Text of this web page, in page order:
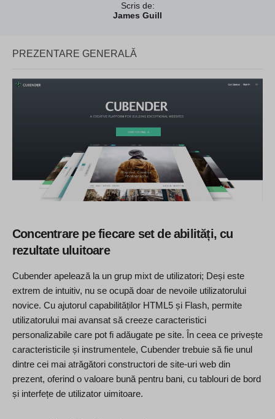
Scris de:
James Guill
PREZENTARE GENERALĂ
Concentrare pe fiecare set de abilități, cu
rezultate uluitoare
Cubender apelează la un grup mixt de utilizatori; Deși este
extrem de intuitiv, nu se ocupă doar de nevoile utilizatorului
novice. Cu ajutorul capabilităților HTML5 și Flash, permite
utilizatorului mai avansat să creeze caracteristici
personalizabile care pot fi adăugate pe site. În ceea ce privește
caracteristicile și instrumentele, Cubender trebuie să fie unul
dintre cei mai atrăgători constructori de site-uri web din
prezent, oferind o valoare bună pentru bani, cu tablouri de bord
și interfețe de utilizator uimitoare.